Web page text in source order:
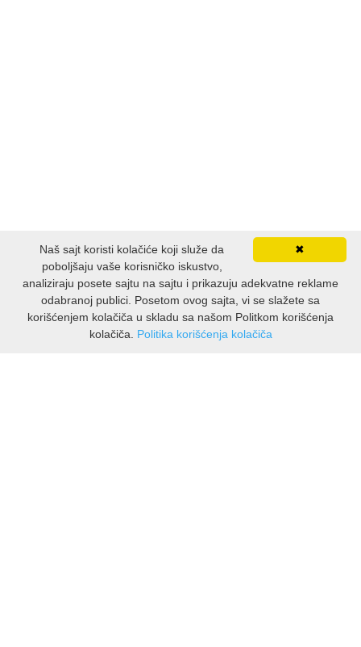
✖
Naš sajt koristi kolačiće koji služe da
poboljšaju vaše korisničko iskustvo,
analiziraju posete sajtu na sajtu i prikazuju adekvatne reklame
odabranoj publici. Posetom ovog sajta, vi se slažete sa
korišćenjem kolačiča u skladu sa našom Politkom korišćenja
kolačiča. Politika korišćenja kolačiča